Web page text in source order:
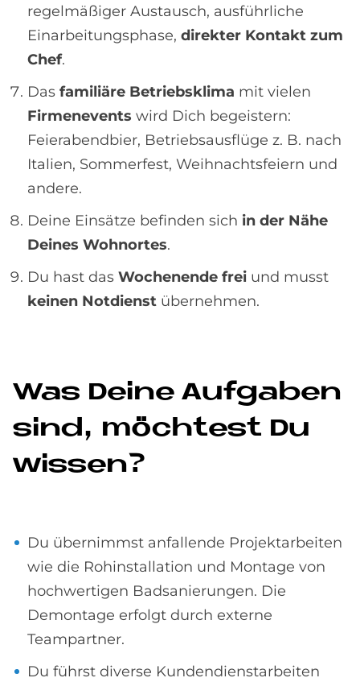
regelmäßiger Austausch, ausführliche
Einarbeitungsphase, direkter Kontakt zum
Chef.
Das familiäre Betriebsklima mit vielen
Firmenevents wird Dich begeistern:
Feierabendbier, Betriebsausflüge z. B. nach
Italien, Sommerfest, Weihnachtsfeiern und
andere.
Deine Einsätze befinden sich in der Nähe
Deines Wohnortes.
Du hast das Wochenende frei und musst
keinen Notdienst übernehmen.
Was De­i­ne Auf­ga­ben
sind, möch­test Du
wis­sen?
Du übernimmst anfallende Projektarbeiten
wie die Rohinstallation und Montage von
hochwertigen Badsanierungen. Die
Demontage erfolgt durch externe
Teampartner.
Du führst diverse Kundendienstarbeiten